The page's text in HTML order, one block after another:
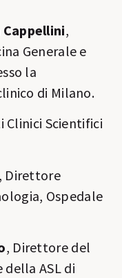
,
Generale e
la
di Milano.
Clinici Scientifici
, Direttore
Ospedale
, Direttore del
ASL di